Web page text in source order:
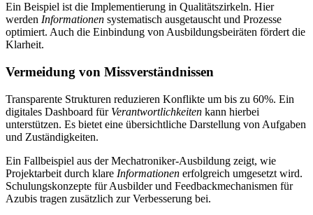
Ein Beispiel ist die Implementierung in Qualitätszirkeln. Hier
werden Informationen systematisch ausgetauscht und Prozesse
optimiert. Auch die Einbindung von Ausbildungsbeiräten fördert die
Klarheit.
Vermeidung von Missverständnissen
Transparente Strukturen reduzieren Konflikte um bis zu 60%. Ein
digitales Dashboard für Verantwortlichkeiten kann hierbei
unterstützen. Es bietet eine übersichtliche Darstellung von Aufgaben
und Zuständigkeiten.
Ein Fallbeispiel aus der Mechatroniker-Ausbildung zeigt, wie
Projektarbeit durch klare Informationen erfolgreich umgesetzt wird.
Schulungskonzepte für Ausbilder und Feedbackmechanismen für
Azubis tragen zusätzlich zur Verbesserung bei.